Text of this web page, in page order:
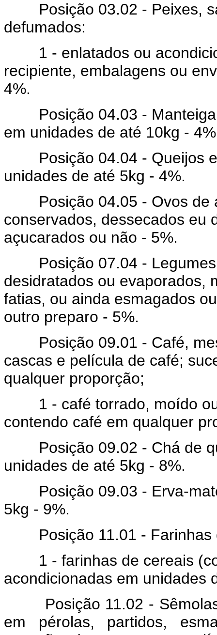
Posição 03.02 - Peixes,
defumados:
1 - enlatados ou
recipiente, embalagens ou
4%.
Posição 04.03 - Manteiga
em unidades de até 10kg -
Posição 04.04 - Queijos e
unidades de até 5kg - 4%.
Posição 04.05 - Ovos de
conservados, dessecados eu
açucarados ou não - 5%.
Posição 07.04 - Legumes
desidratados ou evaporados,
fatias, ou ainda esmagados
outro preparo - 5%.
Posição 09.01 - Café,
cascas e película de café;
qualquer proporção;
1 - café torrado, moído ou
contendo café em qualquer
Posição 09.02 - Chá de
unidades de até 5kg - 8%.
Posição 09.03 - Erva-
5kg - 9%.
Posição 11.01 - Farinhas
1 - farinhas de cereais
acondicionadas em unidades
Posição 11.02 - Sêmolas
em pérolas, partidos,